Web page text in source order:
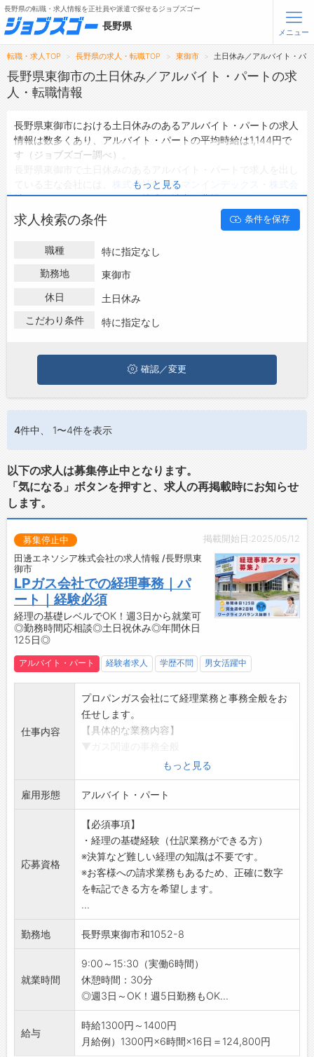
無料会員登録 ログイン
トップ
詳細情報で求人を探す
【初めての方へ】
長野県の求人検索で選ばれる理由
転職支援サービスについて
転職支援サービス
転職ノウハウ(応募書類の書き方・面接対策など)
転職・採用コラム
長野県の転職・求人情報を正社員や派遣で探せるジョブズゴー
長野県
メニュー
転職・求人TOP 長野県の求人・転職TOP 東御市 土日休み／アルバイト・パ
長野県東御市の土日休み／アルバイト・パートの求
人・転職情報
長野県東御市における土日休みのあるアルバイト・パートの求人
情報は数多くあり、アルバイト・パートの平均時給は1,144円で
す（ジョブズゴー調べ）。
株式会社ヒューマンインデックス
社ミマキエンジニアリング・株式会社唐沢農機サービスなどがあ
り、未経験や短期等ご希望の条件で絞り込みができます。
長野県東御市の地域密着型の求人サイトであるジョブズゴーでは
長野県東御市のアルバイト・パートとして働ける求人情報を4件
取り扱っています。
ハローワークにはない求人も多数扱っており、転職だけでなく、
東御市で土日休みのあるアルバイト・パートの求人・転職情報を
探している方は、ぜひ興味のある職種に応募してみてください
もっと見る
求人検索の条件 条件を保存
職種
特に指定なし
勤務地
東御市
休日
土日休み
こだわり条件
特に指定なし
確認／変更
4件中、 1〜4件を表示
以下の求人は募集停止中となります。
「気になる」ボタンを押すと、求人の再掲載時にお知らせ
します。
掲載開始日:2025/05/12
募集停止中
田邊エネソシア株式会社の求人情報 /長野県東
御市
LPガス会社での経理事務｜パ
ート｜経験必須
経理の基礎レベルでOK！週3日から就業可
◎勤務時間応相談◎土日祝休み◎年間休日
125日◎
アルバイト・パート 経験者求人 学歴不問 男女活躍中
仕事内容
プロパンガス会社にて経理業務と事務全般をお
任せします。
【具体的な業務内容】
・会計処理（弥生会計のソフトを使用し仕訳業
務など）
・入出金の管理
・出納帳の管理
・振込用紙の作成
・データ入力
・電話応対
・各種資料作成
◎PC基本操作（Word・Excel・Outlookメー
ル）
【おすすめポイント】
りがいを感じられる環境です◎
◆ブランクがあっても安心！
・決算業務など難しい経理はありませんので、
経理の基礎経験があれば問題ございません。
【やりがい】
もっと見る
雇用形態 アルバイト・パート
応募資格
【必須事項】
・経理の基礎経験（仕訳業務ができる方）
※決算など難しい経理の知識は不要です。
※お客様への請求業務もあるため、正確に数字
を転記できる方を希望します。
...
勤務地 長野県東御市和1052-8
就業時間
9:00～15:30（実働6時間）
休憩時間：30分
◎週3日～OK！週5日勤務もOK...
給与
時給1300円～1400円
月給例）1300円×6時間×16日＝124,800円